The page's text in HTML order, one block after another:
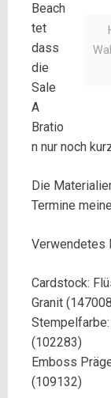
Beach
tet
dass
die
Sale
A
Bratio
n nur noch
Die
Termine
Verwendetes
Cardstock:
Granit
(102283)
Emboss
(109132)